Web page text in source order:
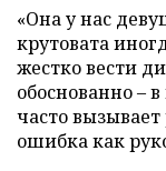
«Она у нас
крутовата
жестко вести
обоснованно –
часто вызывает
ошибка как